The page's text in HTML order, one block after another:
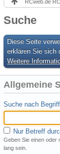
RCweb.de
Suche
Diese Seite
erklären Sie sich
Weitere
Allgemeine
Suche nach Begriff
Nur Betreff
Geben Sie einen oder
lang sein.